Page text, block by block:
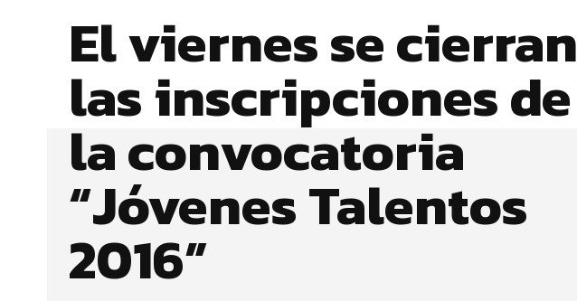
El viernes se cierran
las inscripciones de
la convocatoria
“Jóvenes Talentos
2016”